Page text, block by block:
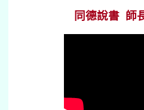
同德說書 師